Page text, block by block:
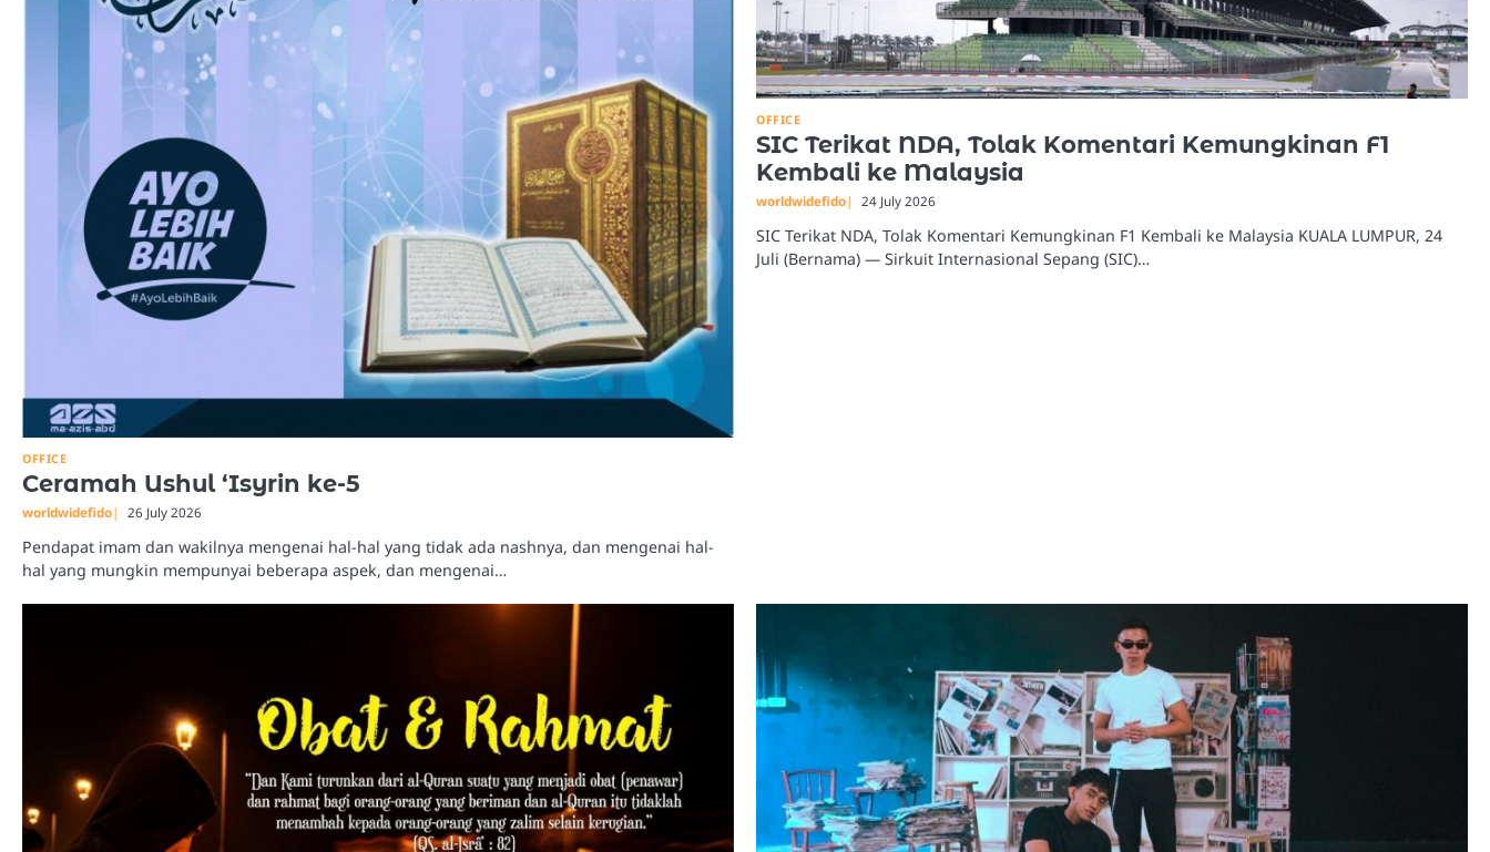
OFFICE
Ceramah Ushul ‘Isyrin ke-5
worldwidefido 26 July 2026
Pendapat imam dan wakilnya mengenai hal-hal yang tidak ada nashnya, dan mengenai hal-
hal yang mungkin mempunyai beberapa aspek, dan mengenai…
OFFICE
SIC Terikat NDA, Tolak Komentari Kemungkinan F1
Kembali ke Malaysia
worldwidefido 24 July 2026
SIC Terikat NDA, Tolak Komentari Kemungkinan F1 Kembali ke Malaysia KUALA LUMPUR, 24
Juli (Bernama) — Sirkuit Internasional Sepang (SIC)…